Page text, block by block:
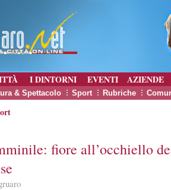
I DINTORNI EVENTI AZIENDE
& Spettacolo Sport Rubriche
fiore all’occhiello